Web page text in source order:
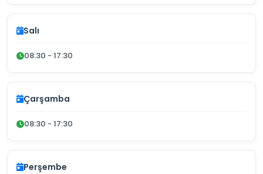
Salı
08:30 - 17:30
Çarşamba
08:30 - 17:30
Perşembe